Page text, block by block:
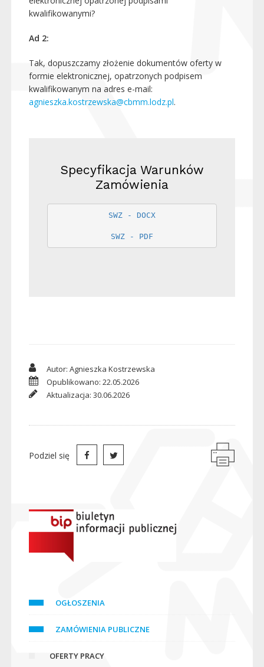
kwalifikowanymi?
Ad 2:
Tak, dopuszczamy złożenie dokumentów oferty w
formie elektronicznej, opatrzonych podpisem
kwalifikowanym na adres e-mail:
agnieszka.kostrzewska@cbmm.lodz.pl.
Specyfikacja Warunków
Zamówienia
SWZ - DOCX
SWZ - PDF
Autor: Agnieszka Kostrzewska
Opublikowano: 22.05.2026
Aktualizacja: 30.06.2026
Podziel się
OGŁOSZENIA
ZAMÓWIENIA PUBLICZNE
OFERTY PRACY